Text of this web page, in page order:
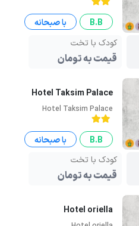
B.B
با صبحانه
کودک با تخت
قیمت به تومان
Hotel Taksim Palace
Hotel Taksim Palace
B.B
با صبحانه
کودک با تخت
قیمت به تومان
Hotel oriella